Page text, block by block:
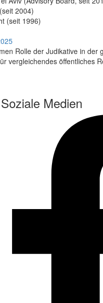
2004)
(seit 1996)
Rolle der Judikative in
vergleichendes öffentliches
Soziale Medien